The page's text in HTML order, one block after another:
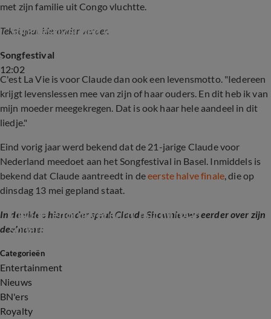
met zijn familie uit Congo vluchtte.
Tekst gaat hieronder verder.
12:02
Songfestival-lied Claude vroegtijdig uitgelekt
Songfestival
C'est La Vie is voor Claude dan ook een levensmotto. "Iedereen
krijgt levenslessen mee van zijn of haar ouders. En dit heb ik van
mijn moeder meegekregen. Dat is ook haar hele aandeel in dit
liedje."
Eind vorig jaar werd bekend dat de 21-jarige Claude voor
Nederland meedoet aan het Songfestival in Basel. Inmiddels is
bekend dat Claude aantreedt in deeerste halve finale, die op
dinsdag 13 mei gepland staat.
In de video hieronder sprak Claude Shownieuws eerder over zijn
deelname:
2:03
Claude 'enorm vereerd' dat hij naar
songfestival mag
Categorieën
Entertainment
Nieuws
BN'ers
Royalty